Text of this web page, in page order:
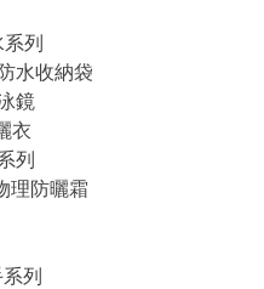
列
水收納袋
鏡
衣
列
理防曬霜
列